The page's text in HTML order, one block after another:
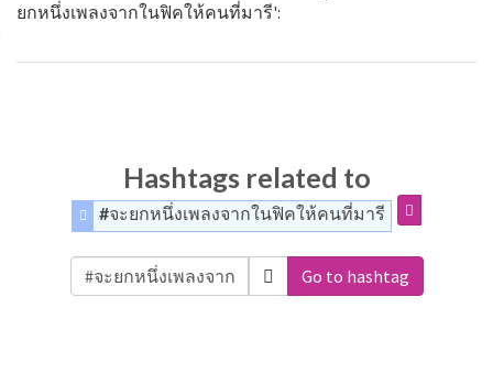
ยกหนึ่งเพลงจากในฟิคให้คนที่มารี':
Hashtags related to
#จะยกหนึ่งเพลงจากในฟิคให้คนที่มารี
Go to hashtag